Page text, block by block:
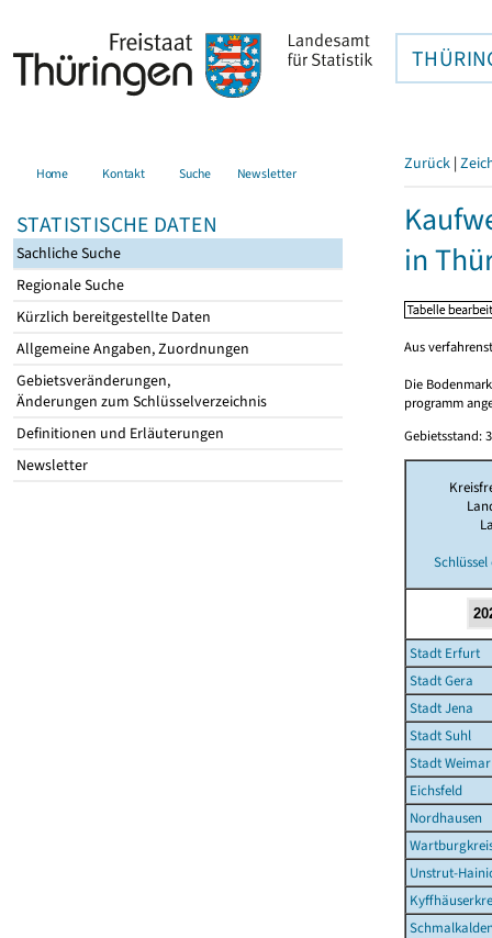
Home Kontakt Suche Newsletter
STATISTISCHE DATEN
Sachliche Suche
Regionale Suche
Kürzlich bereitgestellte Daten
Allgemeine Angaben, Zuordnungen
Gebietsveränderungen,
Änderungen zum Schlüsselverzeichnis
Definitionen und Erläuterungen
Newsletter
Zurück |
in
Aus
Die
programm
Gebietsstand:
Stadt Erfurt
Stadt Gera
Stadt Jena
Stadt Suhl
Stadt Weimar
Eichsfeld
Nordhausen
Unstrut-